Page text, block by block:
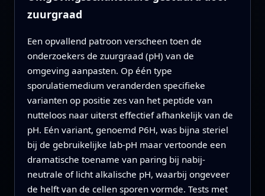
zuurgraad
Een opvallend patroon verscheen toen de
onderzoekers de zuurgraad (pH) van de
omgeving aanpasten. Op één type
sporulatiemedium veranderden specifieke
varianten op positie zes van het peptide van
nutteloos naar uiterst effectief afhankelijk van de
pH. Eén variant, genoemd P6H, was bijna steriel
bij de gebruikelijke lab-pH maar vertoonde een
dramatische toename van paring bij nabij-
neutrale of licht alkalische pH, waarbij ongeveer
de helft van de cellen sporen vormde. Tests met